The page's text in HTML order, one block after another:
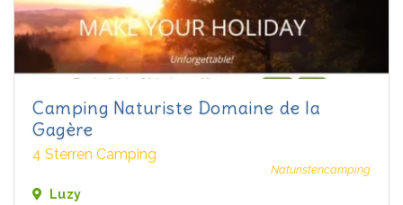
Camping Naturiste Domaine de la
Gagère
4 Sterren Camping
Naturistencamping
Luzy